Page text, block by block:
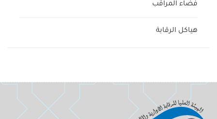
فضاء المراقب
هياكل الرقابة